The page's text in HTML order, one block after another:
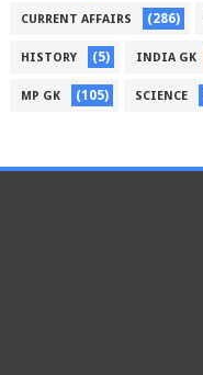
CURRENT AFFAIRS (286)
HISTORY (5) INDIA GK
MP GK (105) SCIENCE